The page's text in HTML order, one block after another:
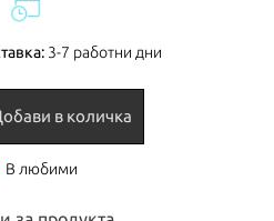
3-7 работни дни
в количка
В любими